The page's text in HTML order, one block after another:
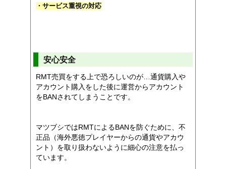
・サービス重視の対応
安心安全
RMT売買をする上で恐ろしいのが…通貨購入や
アカウント購入をした後に運営からアカウント
をBANされてしまうことです。
マツブシではRMTによるBANを防ぐために、不
正品（海外悪徳プレイヤーからの通貨やアカウ
ント）を取り扱わないように細心の注意を払っ
ています。